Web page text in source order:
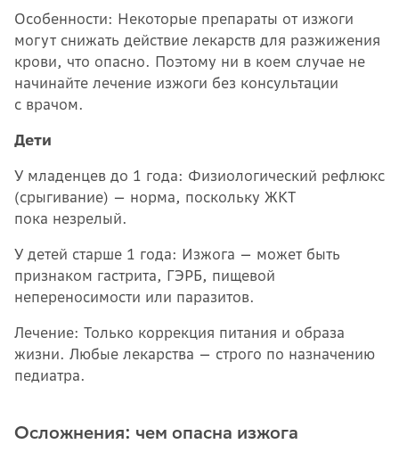
Особенности: Некоторые препараты от изжоги
могут снижать действие лекарств для разжижения
крови, что опасно. Поэтому ни в коем случае не
начинайте лечение изжоги без консультации
с врачом.
Дети
У младенцев до 1 года: Физиологический рефлюкс
(срыгивание) — норма, поскольку ЖКТ
пока незрелый.
У детей старше 1 года: Изжога — может быть
признаком гастрита, ГЭРБ, пищевой
непереносимости или паразитов.
Лечение: Только коррекция питания и образа
жизни. Любые лекарства — строго по назначению
педиатра.
Осложнения: чем опасна изжога